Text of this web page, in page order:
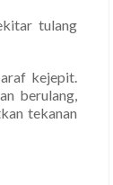
tulang
kejepit.
berulang,
tekanan